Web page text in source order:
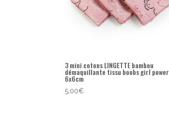
3 mini cotons LINGETTE bambou
démaquillante tissu boobs girl power
6x6cm
5,00€